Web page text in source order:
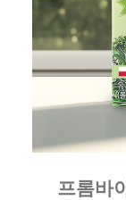
프롬바